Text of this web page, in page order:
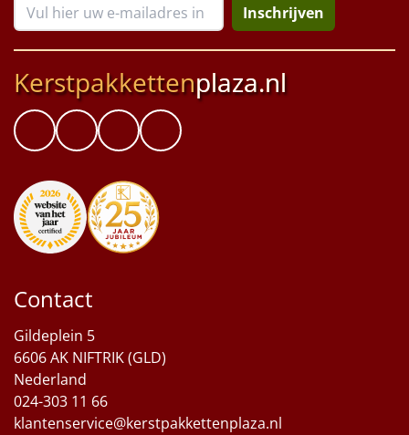
Inschrijven
Kerstpakkettenplaza.nl
Contact
Gildeplein 5
6606 AK NIFTRIK (GLD)
Nederland
024-303 11 66
klantenservice@kerstpakkettenplaza.nl